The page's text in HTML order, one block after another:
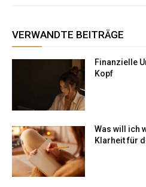
VERWANDTE BEITRÄGE
Finanzielle
Kopf
Was will ich
Klarheit für